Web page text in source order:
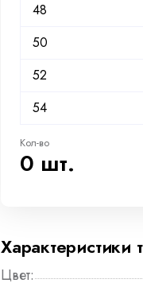
48
50
52
54
Кол-во
0 шт.
Характеристики
Цвет: